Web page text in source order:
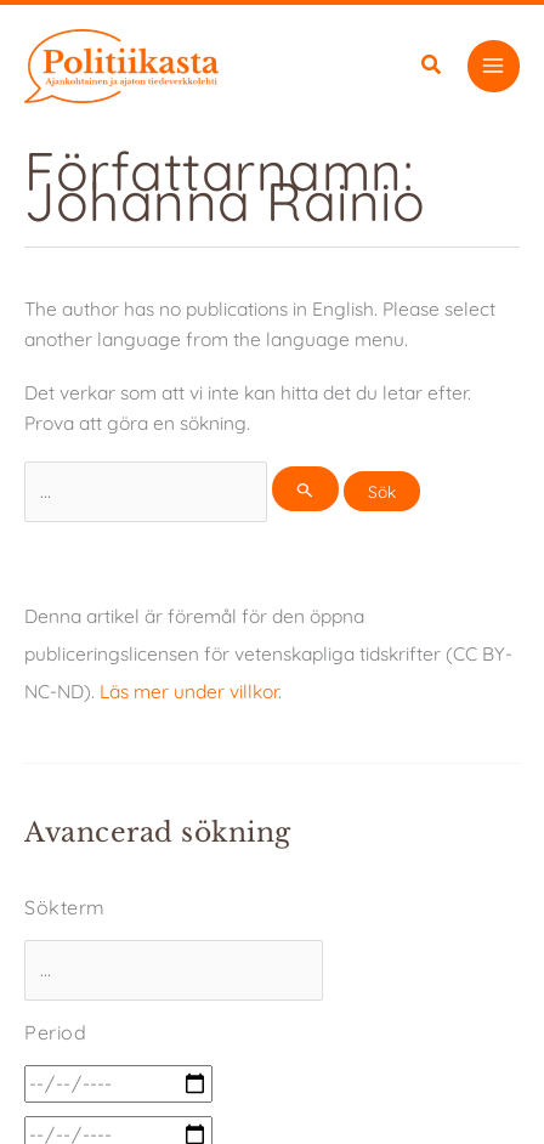
innehåll
Författarnamn:
Johanna Rainio
The author has no publications in English. Please select
another language from the language menu.
Det verkar som att vi inte kan hitta det du letar efter.
Prova att göra en sökning.
efter:
Denna artikel är föremål för den öppna
publiceringslicensen för vetenskapliga tidskrifter (CC BY-
NC-ND). Läs mer under villkor.
Avancerad sökning
Sökterm
Period